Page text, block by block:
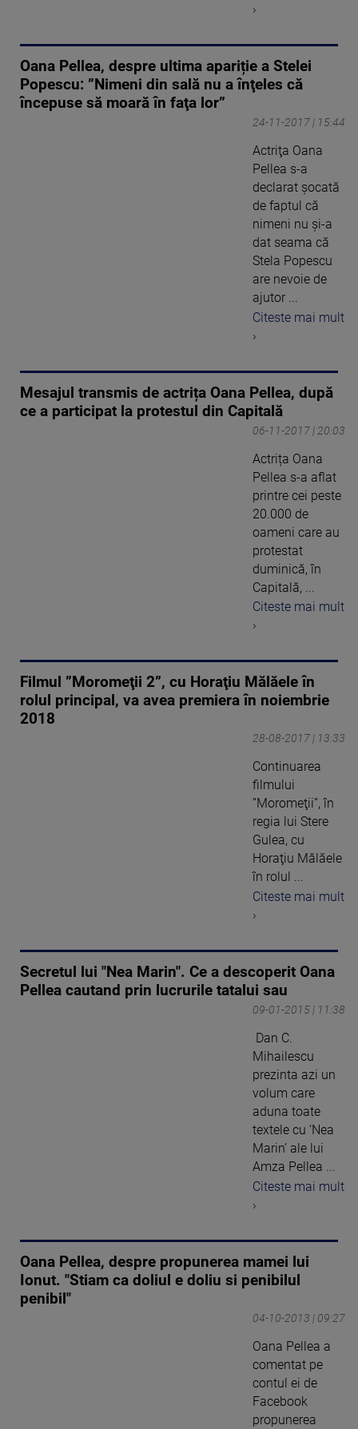
›
Oana Pellea, despre ultima apariție a Stelei
Popescu: ”Nimeni din sală nu a înţeles că
începuse să moară în faţa lor”
24-11-2017 | 15:44
Actriţa Oana
Pellea s-a
declarat şocată
de faptul că
nimeni nu şi-a
dat seama că
Stela Popescu
are nevoie de
ajutor ...
Citeste mai mult
›
Mesajul transmis de actrița Oana Pellea, după
ce a participat la protestul din Capitală
06-11-2017 | 20:03
Actrița Oana
Pellea s-a aflat
printre cei peste
20.000 de
oameni care au
protestat
duminică, în
Capitală, ...
Citeste mai mult
›
Filmul ”Moromeţii 2”, cu Horaţiu Mălăele în
rolul principal, va avea premiera în noiembrie
2018
28-08-2017 | 13:33
Continuarea
filmului
”Moromeţii”, în
regia lui Stere
Gulea, cu
Horaţiu Mălăele
în rolul ...
Citeste mai mult
›
Secretul lui "Nea Marin". Ce a descoperit Oana
Pellea cautand prin lucrurile tatalui sau
09-01-2015 | 11:38
Dan C.
Mihailescu
prezinta azi un
volum care
aduna toate
textele cu ‘Nea
Marin’ ale lui
Amza Pellea ...
Citeste mai mult
›
Oana Pellea, despre propunerea mamei lui
Ionut. "Stiam ca doliul e doliu si penibilul
penibil"
04-10-2013 | 09:27
Oana Pellea a
comentat pe
contul ei de
Facebook
propunerea